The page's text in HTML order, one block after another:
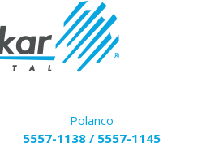
Polanco
5557-1138/ 5557-1145